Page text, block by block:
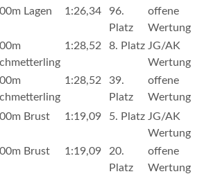
Lagen
1:26,34
96.
Platz
offene
Wertung
1:28,52 8. Platz JG/AK
Wertung
1:28,52
39.
Platz
offene
Wertung
Brust 1:19,09 5. Platz JG/AK
Wertung
Brust
1:19,09
20.
Platz
offene
Wertung